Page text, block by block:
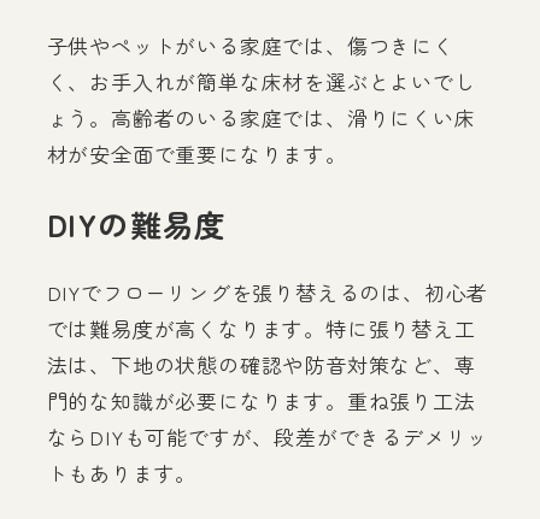
子供やペットがいる家庭では、傷つきにく
く、お手入れが簡単な床材を選ぶとよいでし
ょう。高齢者のいる家庭では、滑りにくい床
材が安全面で重要になります。
DIYの難易度
DIYでフローリングを張り替えるのは、初心者
では難易度が高くなります。特に張り替え工
法は、下地の状態の確認や防音対策など、専
門的な知識が必要になります。重ね張り工法
ならDIYも可能ですが、段差ができるデメリッ
トもあります。